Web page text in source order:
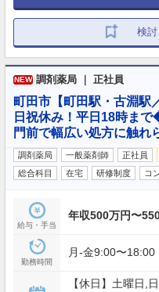
検討
NEW 調剤薬局 ｜ 正社員
町田市【町田駅・古淵
日祝休み！平日18時ま
門前で幅広い処方に触れ
調剤薬局 一般薬剤師 正社員
総合科目
在宅 研修制度 コ
給与・手当
年収500万円〜
勤務時間
月-金9:00〜18:00
【休日】土曜日